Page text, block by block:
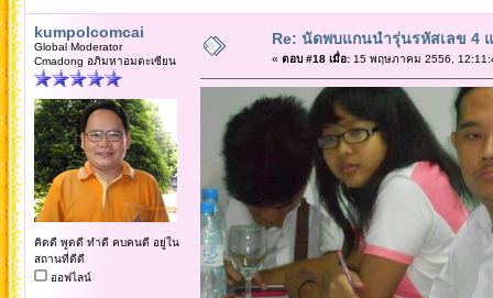
kumpolcomcai
Global Moderator
Cmadong อภิมหาอมตะเซียน
คิดดี พูดดี ทำดี คบคนดี อยู่ใน
สถานที่ดีดี
ออฟไลน์
Re: นัดพบแกนนำรุ่นรหัสเลข 4
« ตอบ #18 เมื่อ:15 พฤษภาคม 2556,